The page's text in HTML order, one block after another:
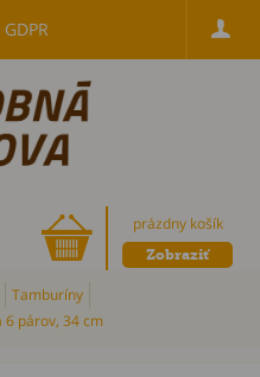
GDPR
prázdny košík
Zobraziť
Tamburíny
párov, 34 cm